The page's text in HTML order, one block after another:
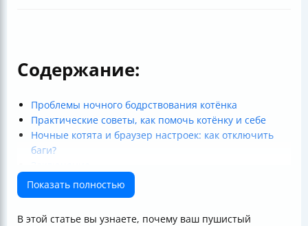
Содержание:
Проблемы ночного бодрствования котёнка
Практические советы, как помочь котёнку и себе
Ночные котята и браузер настроек: как отключить
баги?
Полезные ссылки
Показать полностью
В этой статье вы узнаете, почему ваш пушистый